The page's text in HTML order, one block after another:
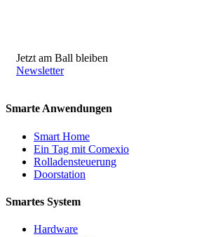
Jetzt am Ball bleiben
Newsletter
Smarte Anwendungen
Smart Home
Ein Tag mit Comexio
Rolladensteuerung
Doorstation
Smartes System
Hardware